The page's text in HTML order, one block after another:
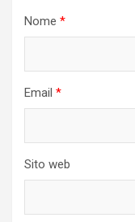
Nome *
Email *
Sito web